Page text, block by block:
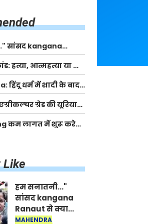
सांसद kangana
बोली लड़की? Viral
| CJP protest
हत्या, आत्महत्या या कोई बड़ा राज?
Haryana
हिंदू धर्म में शादी के बाद
है महिलाएं, किसने
ग्रेड की यूरिया
टेक्निकल ग्रेड में
कार्रवाई:
कम लागत में शुरू करे
Like
हम सनातनी..."
सांसद kangana
Ranaut से क्या
बोली लड़की? Viral
MAHENDRA